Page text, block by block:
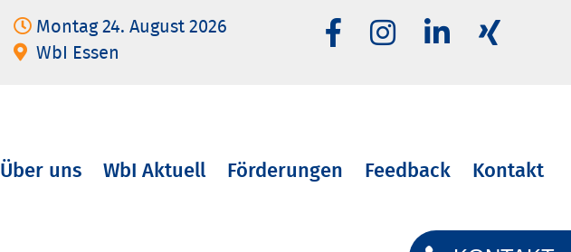
Montag 24. August 2026
WbI Essen
Über uns WbI Aktuell Förderungen Feedback Kontakt